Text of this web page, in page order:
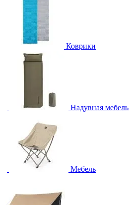
Коврики
Надувная мебель
Мебель